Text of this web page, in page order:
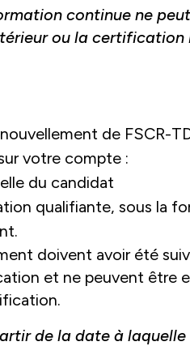
continue ne
ou la certification
de FSCR-
votre compte :
du candidat
qualifiante, sous la
doivent avoir été
et ne peuvent être
de la date à